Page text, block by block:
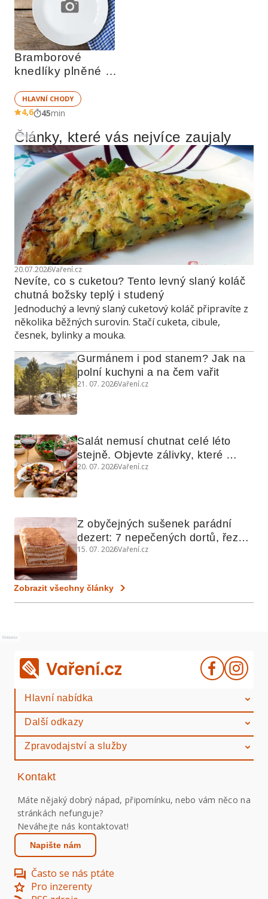
Bramborové
knedlíky plněné
HLAVNÍ CHODY
4,6 45min
Reklama
Články, které vás nejvíce zaujaly
20.07.2026Vaření.cz
Nevíte, co s cuketou? Tento levný slaný koláč
chutná božsky teplý i studený
Jednoduchý a levný slaný cuketový koláč připravíte z
několika běžných surovin. Stačí cuketa, cibule,
česnek, bylinky a mouka.
Gurmánem i pod stanem? Jak na
polní kuchyni a na čem vařit
21. 07. 2026Vaření.cz
Salát nemusí chutnat celé léto
stejně. Objevte zálivky, které
využijete i na maso, nudle nebo
20. 07. 2026Vaření.cz
Z obyčejných sušenek parádní
dezert: 7 nepečených dortů, řezů
a koláčů
15. 07. 2026Vaření.cz
Zobrazit všechny články
Reklama
Hlavní nabídka
Další odkazy
Zpravodajství a služby
Kontakt
Máte nějaký dobrý nápad, připomínku, nebo vám něco na
stránkách nefunguje?
Neváhejte nás kontaktovat!
Napište nám
Často se nás ptáte
Pro inzerenty